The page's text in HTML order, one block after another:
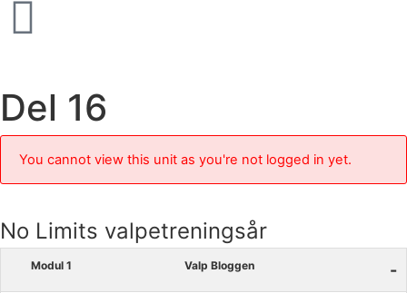
Del 16
You cannot view this unit as you're not logged in yet.
No Limits valpetreningsår
Modul 1 Valp Bloggen -